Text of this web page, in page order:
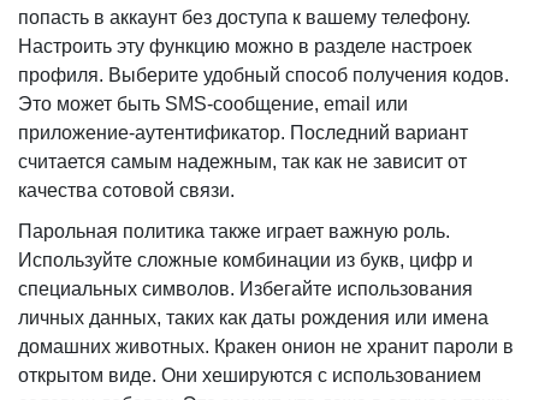
попасть в аккаунт без доступа к вашему телефону.
Настроить эту функцию можно в разделе настроек
профиля. Выберите удобный способ получения кодов.
Это может быть SMS-сообщение, email или
приложение-аутентификатор. Последний вариант
считается самым надежным, так как не зависит от
качества сотовой связи.
Парольная политика также играет важную роль.
Используйте сложные комбинации из букв, цифр и
специальных символов. Избегайте использования
личных данных, таких как даты рождения или имена
домашних животных. Кракен онион не хранит пароли в
открытом виде. Они хешируются с использованием